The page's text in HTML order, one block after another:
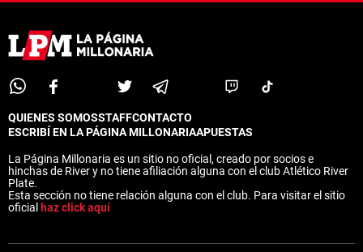
QUIENES SOMOSSTAFFCONTACTO
ESCRIBÍ EN LA PÁGINA MILLONARIAAPUESTAS
La Página Millonaria es un sitio no oficial, creado por socios e
hinchas de River y no tiene afiliación alguna con el club Atlético River
Plate.
Esta sección no tiene relación alguna con el club. Para visitar el sitio
oficial haz click aquí